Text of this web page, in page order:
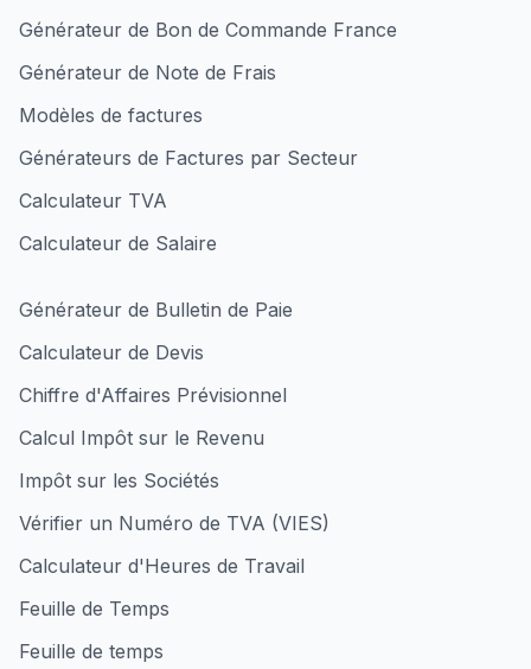
Générateur de Bon de Commande France
Générateur de Note de Frais
Modèles de factures
Générateurs de Factures par Secteur
Calculateur TVA
Calculateur de Salaire
Générateur de Bulletin de Paie
Calculateur de Devis
Chiffre d'Affaires Prévisionnel
Calcul Impôt sur le Revenu
Impôt sur les Sociétés
Vérifier un Numéro de TVA (VIES)
Calculateur d'Heures de Travail
Feuille de Temps
Feuille de temps